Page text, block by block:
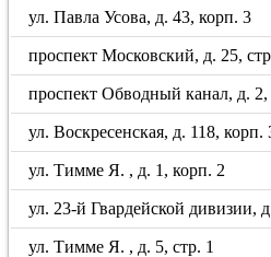
ул. Павла Усова, д. 43, корп. 3
проспект Московский, д. 25,
проспект Обводный канал, д. 2,
ул. Воскресенская, д. 118, корп.
ул. Тимме Я. , д. 1, корп. 2
ул. 23-й Гвардейской дивизии,
ул. Тимме Я. , д. 5, стр. 1